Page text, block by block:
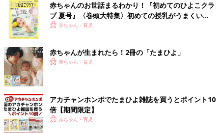
赤ちゃんのお世話まるわかり！『初めてのひよこクラ
ブ 夏号』〈巻頭大特集〉初めての授乳がうまくい
く！ おっぱい・ミルクの基本と夏のトラブル 解決テ
赤ちゃん・育児
赤ちゃんが生まれたら！2冊の「たまひよ」
赤ちゃん・育児
アカチャンホンポでたまひよ雑誌を買うとポイント10
倍【期間限定】
赤ちゃん・育児